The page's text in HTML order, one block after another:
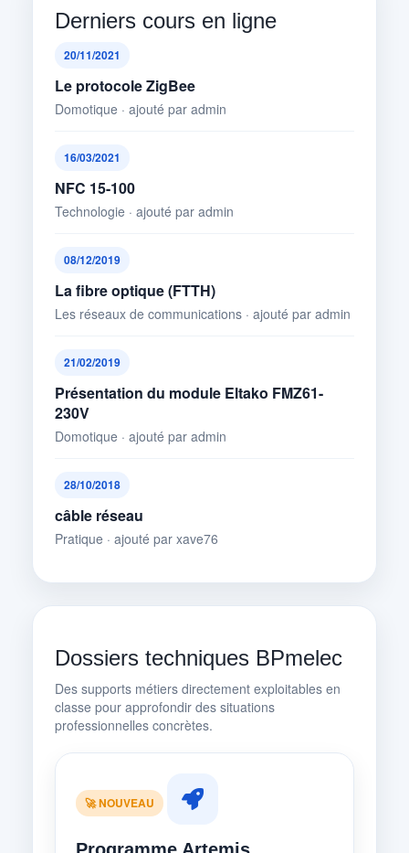
Derniers cours en ligne
20/11/2021
Le protocole ZigBee
Domotique · ajouté par admin
16/03/2021
NFC 15-100
Technologie · ajouté par admin
08/12/2019
La fibre optique (FTTH)
Les réseaux de communications · ajouté par admin
21/02/2019
Présentation du module Eltako FMZ61-
230V
Domotique · ajouté par admin
28/10/2018
câble réseau
Pratique · ajouté par xave76
Dossiers techniques BPmelec
Des supports métiers directement exploitables en
classe pour approfondir des situations
professionnelles concrètes.
🚀 NOUVEAU